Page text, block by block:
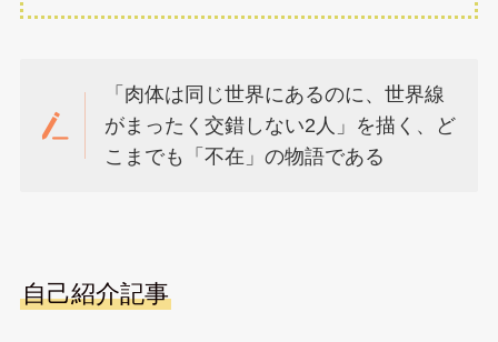
「肉体は同じ世界にあるのに、世界線
がまったく交錯しない2人」を描く、ど
こまでも「不在」の物語である
自己紹介記事